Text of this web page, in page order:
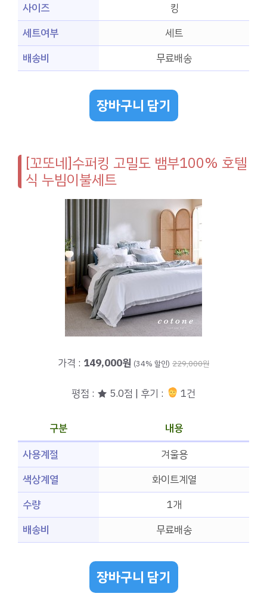
사이즈
킹
세트여부
세트
배송비
무료배송
장바구니 담기
[꼬또네]수퍼킹 고밀도 뱀부100% 호텔
식 누빔이불세트
가격 : 149,000원 (34% 할인) 229,000원
평점 : ★ 5.0점 | 후기 : 1건
구분
내용
사용계절
겨울용
색상계열
화이트계열
수량
1개
배송비
무료배송
장바구니 담기